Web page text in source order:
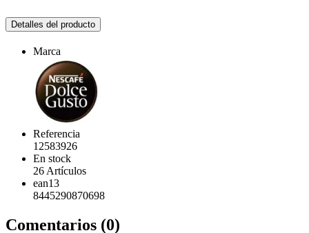
Detalles del producto
Marca
Referencia
12583926
En stock
26 Artículos
ean13
8445290870698
Comentarios (0)